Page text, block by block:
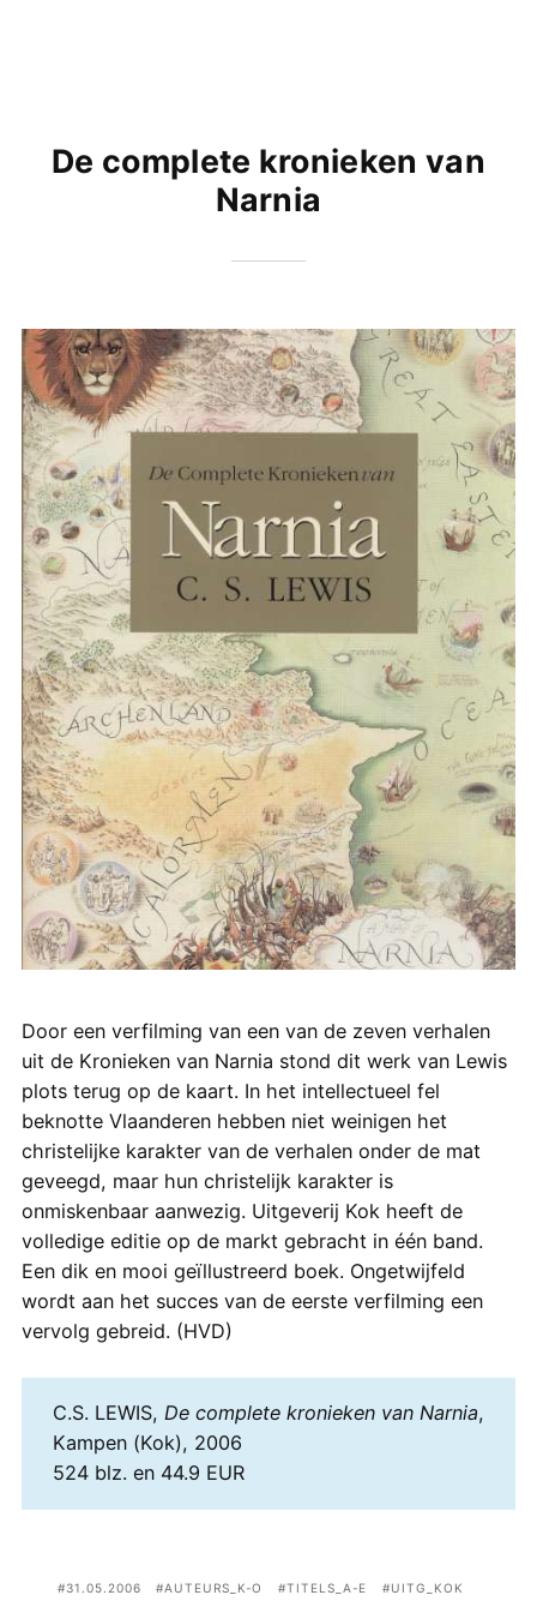
De complete kronieken van
Narnia
Door een verfilming van een van de zeven verhalen
uit de Kronieken van Narnia stond dit werk van Lewis
plots terug op de kaart. In het intellectueel fel
beknotte Vlaanderen hebben niet weinigen het
christelijke karakter van de verhalen onder de mat
geveegd, maar hun christelijk karakter is
onmiskenbaar aanwezig. Uitgeverij Kok heeft de
volledige editie op de markt gebracht in één band.
Een dik en mooi geïllustreerd boek. Ongetwijfeld
wordt aan het succes van de eerste verfilming een
vervolg gebreid. (HVD)
C.S. LEWIS, De complete kronieken van Narnia,
Kampen (Kok), 2006
524 blz. en 44.9 EUR
31.05.2006 AUTEURS_K-O TITELS_A-E UITG_KOK